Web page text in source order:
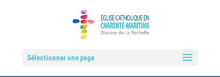
Sélectionner une page